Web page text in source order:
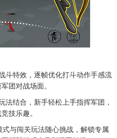
特效，逐帧优化打斗动作手感流
团对战场面。
结合，新手轻松上手指挥军团，
技乐趣。
与闯关玩法随心挑战，解锁专属